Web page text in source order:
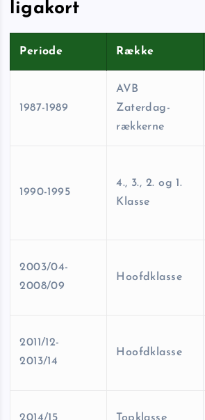
ligakort
Periode Række
1987-1989
AVB
Zaterdag-
rækkerne
1990-1995
4., 3., 2. og 1.
Klasse
2003/04-
2008/09
Hoofdklasse
2011/12-
2013/14
Hoofdklasse
2014/15 Topklasse